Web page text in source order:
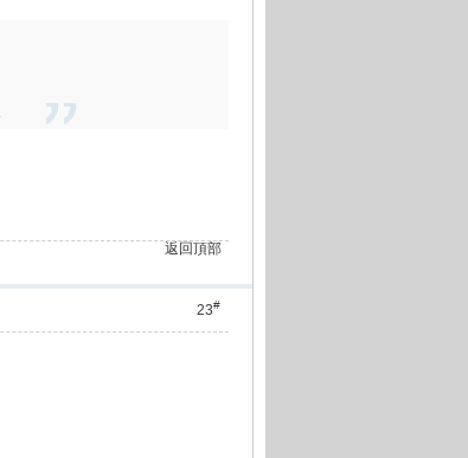
返回頂部
23#